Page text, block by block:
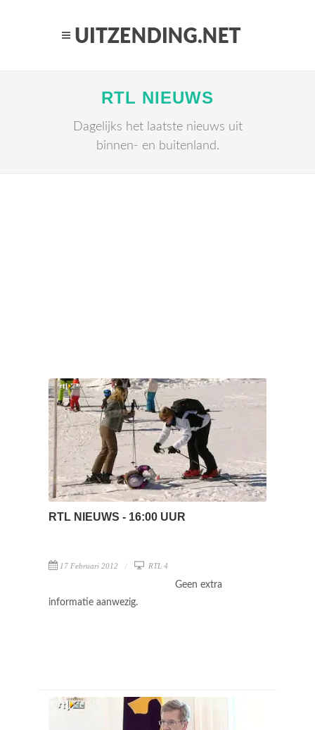
RTL NIEUWS
Dagelijks het laatste nieuws uit
binnen- en buitenland.
RTL NIEUWS - 16:00 UUR
17 Februari 2012 RTL 4
Geen extra
informatie aanwezig.